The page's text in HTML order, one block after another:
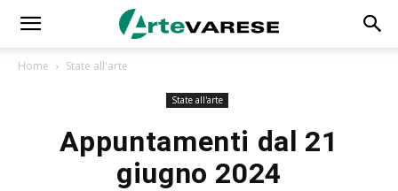
Home State all'arte
State all'arte
Appuntamenti dal 21
giugno 2024